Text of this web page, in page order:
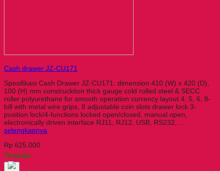
Cash drawer JZ-CU171
Spesifikasi Cash Drawer JZ-CU171: dimension 410 (W) x 420 (D),
100 (H) mm construcktion thick gauge cold rolled steel & SECC
roller polyurethane for smooth operation currency layout 4, 5, 6, 8-
bill with metal wire grips, 8 adjustable coin slots drawer lock 3-
position lock/4-functions locked open/closed, manual open,
electronically driven interface RJ11, RJ12, USB, RS232,…
selengkapnya
Rp 625.000
Tersedia